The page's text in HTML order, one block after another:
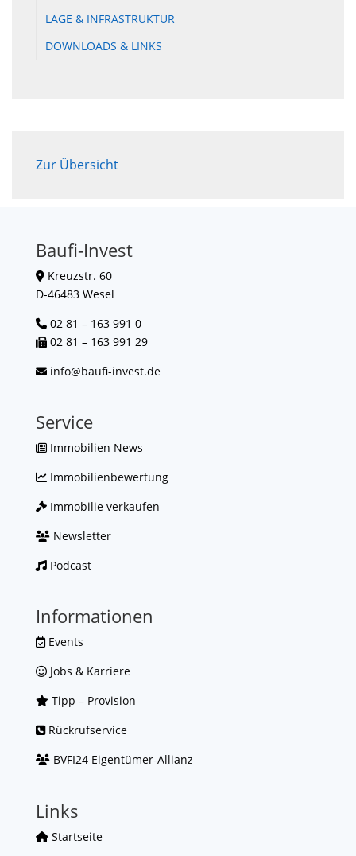
LAGE & INFRASTRUKTUR
DOWNLOADS & LINKS
Zur Übersicht
Baufi-Invest
Kreuzstr. 60
D-46483 Wesel
02 81 – 163 991 0
02 81 – 163 991 29
info@baufi-invest.de
Service
Immobilien News
Immobilienbewertung
Immobilie verkaufen
Newsletter
Podcast
Informationen
Events
Jobs & Karriere
Tipp – Provision
Rückrufservice
BVFI24 Eigentümer-Allianz
Links
Startseite